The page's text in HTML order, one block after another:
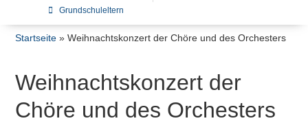
Grundschuleltern
Startseite »Weihnachtskonzert der Chöre und des Orchesters
Weihnachtskonzert der
Chöre und des Orchesters